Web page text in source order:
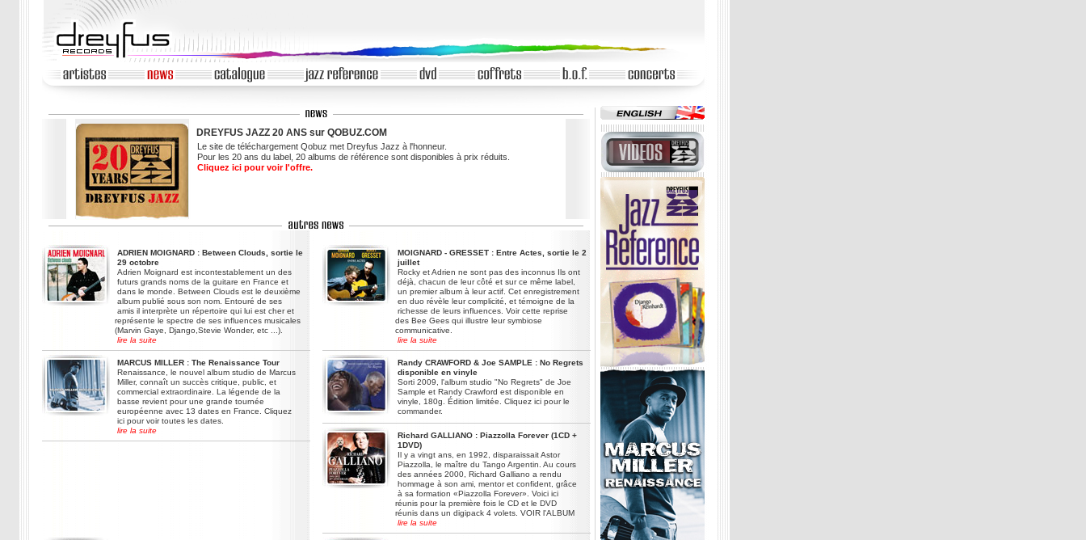
DREYFUS JAZZ 20 ANS sur QOBUZ.COM
Le site de téléchargement Qobuz met Dreyfus Jazz à l'honneur.
Pour les 20 ans du label, 20 albums de référence sont disponibles à prix réduits.
Cliquez ici pour voir l'offre.
ADRIEN MOIGNARD : Between Clouds, sortie le
29 octobre
Adrien Moignard est incontestablement un des
futurs grands noms de la guitare en France et
dans le monde. Between Clouds est le deuxième
album publié sous son nom. Entouré de ses
amis il interprète un répertoire qui lui est cher et
représente le spectre de ses influences musicales
(Marvin Gaye, Django,Stevie Wonder, etc ...).
lire la suite
MOIGNARD - GRESSET : Entre Actes, sortie le 2
juillet
Rocky et Adrien ne sont pas des inconnus Ils ont
déjà, chacun de leur côté et sur ce même label,
un premier album à leur actif. Cet enregistrement
en duo révèle leur complicité, et témoigne de la
richesse de leurs influences. Voir cette reprise
des Bee Gees qui illustre leur symbiose
communicative.
lire la suite
MARCUS MILLER : The Renaissance Tour
Renaissance, le nouvel album studio de Marcus
Miller, connaît un succès critique, public, et
commercial extraordinaire. La légende de la
basse revient pour une grande tournée
européenne avec 13 dates en France. Cliquez
ici pour voir toutes les dates.
lire la suite
Randy CRAWFORD & Joe SAMPLE : No Regrets
disponible en vinyle
Sorti 2009, l'album studio "No Regrets" de Joe
Sample et Randy Crawford est disponible en
vinyle, 180g. Édition limitée. Cliquez ici pour le
commander.
Richard GALLIANO : Piazzolla Forever (1CD +
1DVD)
Il y a vingt ans, en 1992, disparaissait Astor
Piazzolla, le maître du Tango Argentin. Au cours
des années 2000, Richard Galliano a rendu
hommage à son ami, mentor et confident, grâce
à sa formation «Piazzolla Forever». Voici ici
réunis pour la première fois le CD et le DVD
réunis dans un digipack 4 volets. VOIR l'ALBUM
lire la suite